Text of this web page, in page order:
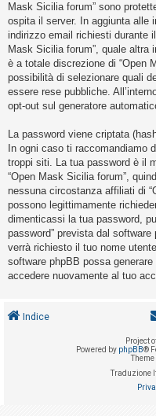
A
r
g
o
m
e
n
t
i
a
t
t
i
v
i
Mask Sicilia forum” sono
ospita il server. In aggiunta alle
indirizzo email richiesti durante
Mask Sicilia forum”, quale altra
è a totale discrezione di “Open
possibilità di selezionare quali
essere rese pubbliche.
opt-out sul generatore
La password viene criptata
In ogni caso ti raccomandiamo
troppi siti. La tua password è il
“Open Mask Sicilia forum”,
nessuna circostanza affiliati di
possono legittimamente
dimenticassi la tua password,
password” prevista dal
verrà richiesto il tuo nome
software phpBB possa
accedere nuovamente al tuo
Indice
Project
Powered by phpBB®
Theme
Traduzione